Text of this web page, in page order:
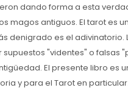
dando forma a esta
magos antiguos. El tarot es
denigrado es el adivinatorio.
"videntes" o falsas
El presente libro es
y para el Tarot en